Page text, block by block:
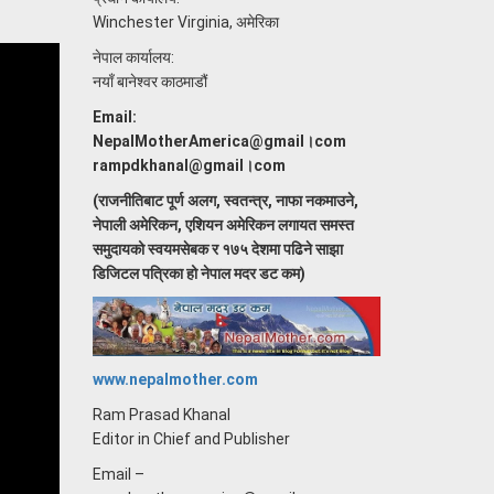
Winchester Virginia, अमेरिका
नेपाल कार्यालय:
नयाँ बानेश्वर काठमाडौं
Email:
NepalMotherAmerica@gmail।com
rampdkhanal@gmail।com
(राजनीतिबाट पूर्ण अलग, स्वतन्त्र, नाफा नकमाउने,
नेपाली अमेरिकन, एशियन अमेरिकन लगायत समस्त
समुदायको स्वयमसेबक र १७५ देशमा पढिने साझा
डिजिटल पत्रिका हो नेपाल मदर डट कम)
www.nepalmother.com
Ram Prasad Khanal
Editor in Chief and Publisher
Email –